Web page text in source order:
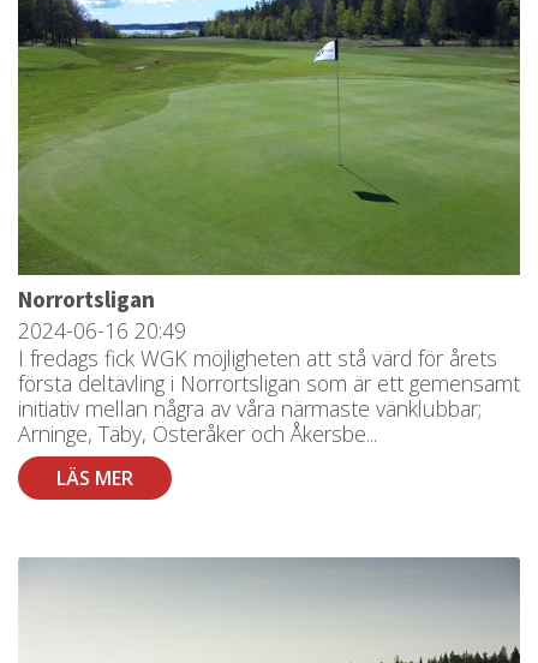
Norrortsligan
2024-06-16 20:49
I fredags fick WGK möjligheten att stå värd för årets
första deltävling i Norrortsligan som är ett gemensamt
initiativ mellan några av våra närmaste vänklubbar;
Arninge, Täby, Österåker och Åkersbe...
LÄS MER